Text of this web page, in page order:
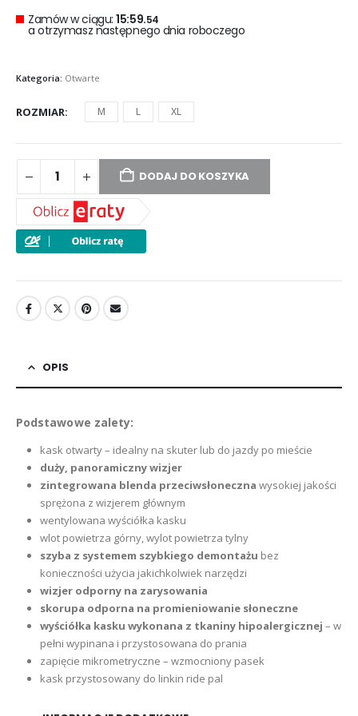
Zamów w ciągu:15:59.53
a otrzymasz następnego dnia roboczego
Kategoria: Otwarte
ROZMIAR M L XL
DODAJ DO KOSZYKA
OPIS
Podstawowe zalety:
kask otwarty – idealny na skuter lub do jazdy po mieście
duży, panoramiczny wizjer
zintegrowana blenda przeciwsłoneczna wysokiej jakości
sprężona z wizjerem głównym
wentylowana wyściółka kasku
wlot powietrza górny, wylot powietrza tylny
szyba z systemem szybkiego demontażu bez
konieczności użycia jakichkolwiek narzędzi
wizjer odporny na zarysowania
skorupa odporna na promieniowanie słoneczne
wyściółka kasku wykonana z tkaniny hipoalergicznej – w
pełni wypinana i przystosowana do prania
zapięcie mikrometryczne – wzmocniony pasek
kask przystosowany do linkin ride pal